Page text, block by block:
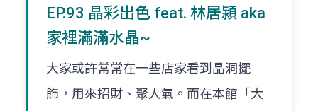
EP.93 晶彩出色 feat. 林居潁 aka
家裡滿滿水晶~
大家或許常常在一些店家看到晶洞擺
飾，用來招財、聚人氣。而在本館「大